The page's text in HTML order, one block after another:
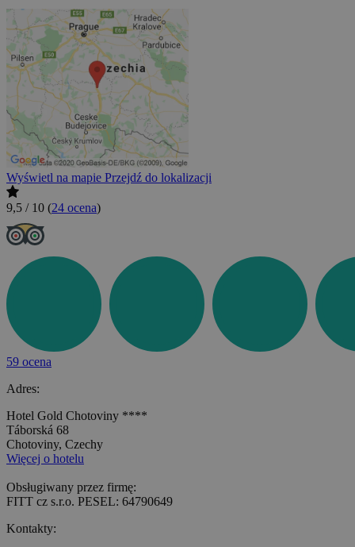
Wyświetl na mapie Przejdź do lokalizacji
9,5 / 10 (24 ocena)
59 ocena
Adres:
Hotel Gold Chotoviny ****
Táborská 68
Chotoviny, Czechy
Więcej o hotelu
Obsługiwany przez firmę:
FITT cz s.r.o. PESEL: 64790649
Kontakty: